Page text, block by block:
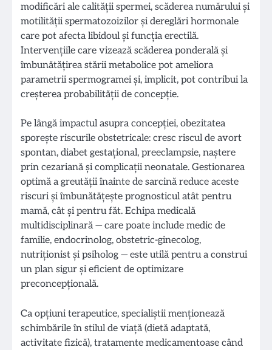
modificări ale calității spermei, scăderea numărului și
motilității spermatozoizilor și dereglări hormonale
care pot afecta libidoul și funcția erectilă.
Intervențiile care vizează scăderea ponderală și
îmbunătățirea stării metabolice pot ameliora
parametrii spermogramei și, implicit, pot contribui la
creșterea probabilității de concepție.
Pe lângă impactul asupra concepției, obezitatea
sporește riscurile obstetricale: cresc riscul de avort
spontan, diabet gestațional, preeclampsie, naștere
prin cezariană și complicații neonatale. Gestionarea
optimă a greutății înainte de sarcină reduce aceste
riscuri și îmbunătățește prognosticul atât pentru
mamă, cât și pentru făt. Echipa medicală
multidisciplinară — care poate include medic de
familie, endocrinolog, obstetric-ginecolog,
nutriționist și psiholog — este utilă pentru a construi
un plan sigur și eficient de optimizare
preconcepțională.
Ca opțiuni terapeutice, specialiștii menționează
schimbările în stilul de viață (dietă adaptată,
activitate fizică), tratamente medicamentoase când